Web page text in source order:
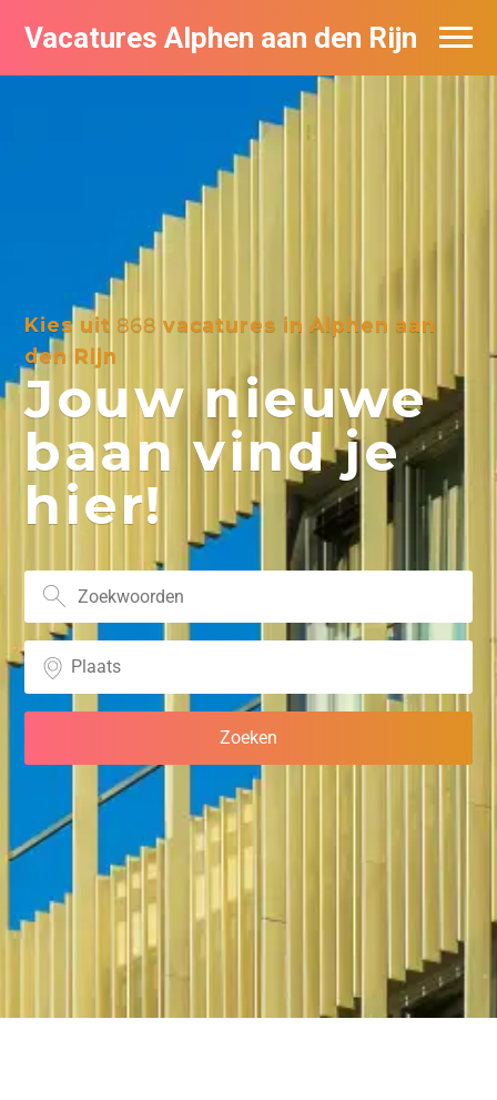
Vacatures Alphen aan den Rijn
Kies uit 868 vacatures in Alphen aan
den Rijn
Jouw nieuwe
baan vind je
hier!
Vacatures per bedrijf in Alphen aan den
De populairste vacatures in Alphen aan